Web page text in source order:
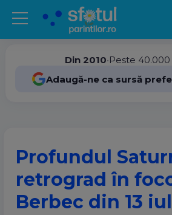
Din 2010•Peste
Adaugă-ne ca sursă
Profundul
retrograd în
Berbec din 13